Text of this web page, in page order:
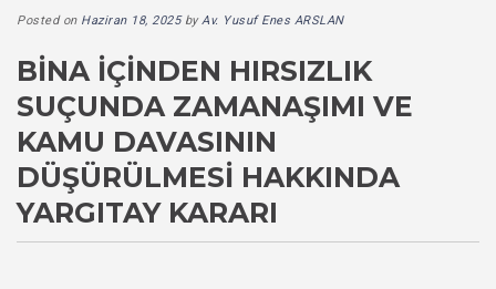
Posted on Haziran 18, 2025byAv. Yusuf Enes ARSLAN
BINA İÇINDEN HIRSIZLIK
SUÇUNDA ZAMANAŞIMI VE
KAMU DAVASININ
DÜŞÜRÜLMESI HAKKINDA
YARGITAY KARARI